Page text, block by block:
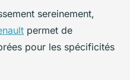
sereinement,
permet de
pour les spécificités